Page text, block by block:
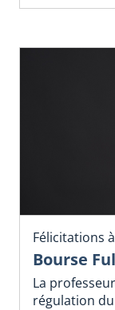
Félicitations
Bourse
La
régulation